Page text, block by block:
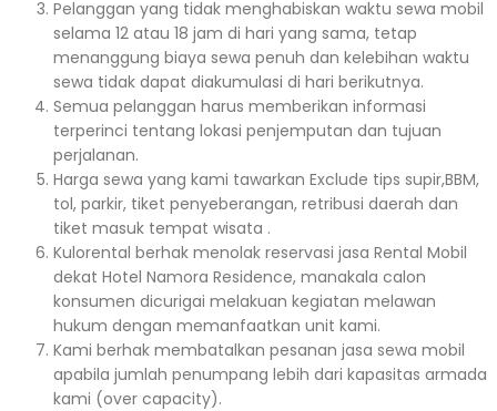
Pelanggan yang tidak menghabiskan waktu sewa mobil
selama 12 atau 18 jam di hari yang sama, tetap
menanggung biaya sewa penuh dan kelebihan waktu
sewa tidak dapat diakumulasi di hari berikutnya.
Semua pelanggan harus memberikan informasi
terperinci tentang lokasi penjemputan dan tujuan
perjalanan.
Harga sewa yang kami tawarkan Exclude tips supir,BBM,
tol, parkir, tiket penyeberangan, retribusi daerah dan
tiket masuk tempat wisata .
Kulorental berhak menolak reservasi jasa Rental Mobil
dekat Hotel Namora Residence, manakala calon
konsumen dicurigai melakuan kegiatan melawan
hukum dengan memanfaatkan unit kami.
Kami berhak membatalkan pesanan jasa sewa mobil
apabila jumlah penumpang lebih dari kapasitas armada
kami (over capacity).